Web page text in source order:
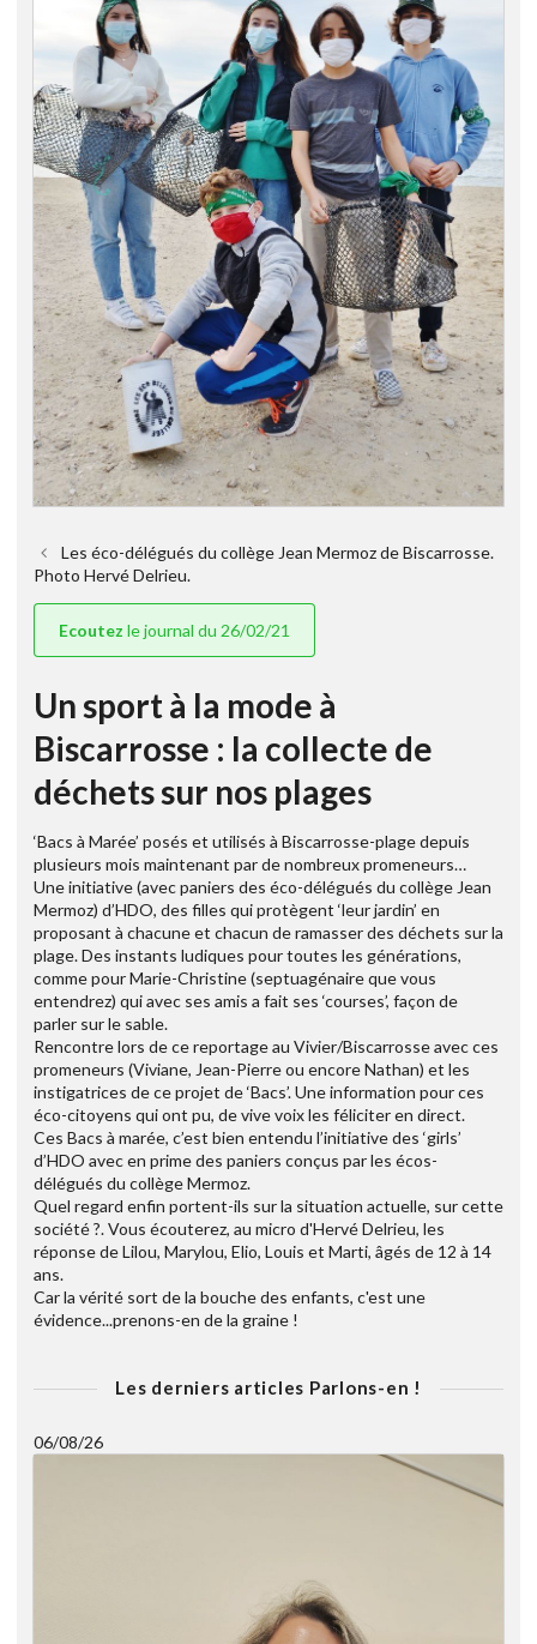
Les éco-délégués du collège Jean Mermoz de Biscarrosse.
Photo Hervé Delrieu.
Ecoutez le journal du 26/02/21
Un sport à la mode à
Biscarrosse : la collecte de
déchets sur nos plages
‘Bacs à Marée’ posés et utilisés à Biscarrosse-plage depuis
plusieurs mois maintenant par de nombreux promeneurs…
Une initiative (avec paniers des éco-délégués du collège Jean
Mermoz) d’HDO, des filles qui protègent ‘leur jardin’ en
proposant à chacune et chacun de ramasser des déchets sur la
plage. Des instants ludiques pour toutes les générations,
comme pour Marie-Christine (septuagénaire que vous
entendrez) qui avec ses amis a fait ses ‘courses’, façon de
parler sur le sable.
Rencontre lors de ce reportage au Vivier/Biscarrosse avec ces
promeneurs (Viviane, Jean-Pierre ou encore Nathan) et les
instigatrices de ce projet de ‘Bacs’. Une information pour ces
éco-citoyens qui ont pu, de vive voix les féliciter en direct.
Ces Bacs à marée, c’est bien entendu l’initiative des ‘girls’
d’HDO avec en prime des paniers conçus par les écos-
délégués du collège Mermoz.
Quel regard enfin portent-ils sur la situation actuelle, sur cette
société ?. Vous écouterez, au micro d'Hervé Delrieu, les
réponse de Lilou, Marylou, Elio, Louis et Marti, âgés de 12 à 14
ans.
Car la vérité sort de la bouche des enfants, c'est une
évidence...prenons-en de la graine !
Les derniers articles Parlons-en !
06/08/26